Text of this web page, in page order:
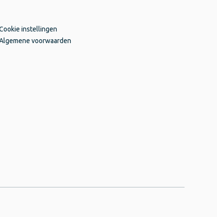
instellingen
voorwaarden